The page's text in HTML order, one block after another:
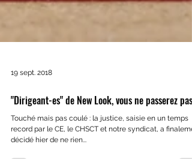
19 sept. 2018
"Dirigeant-es" de New Look, vous ne passerez pas !
Touché mais pas coulé : la justice, saisie en un temps